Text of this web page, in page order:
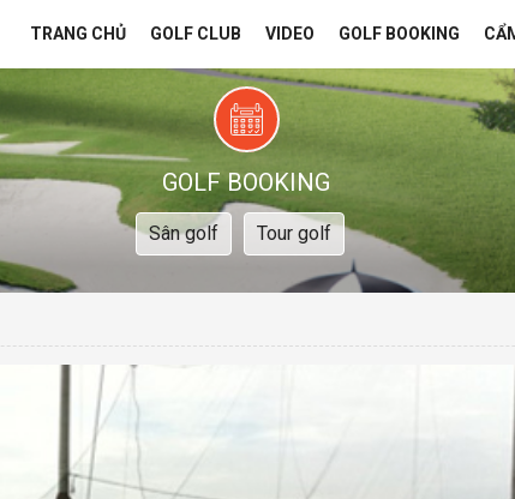
TRANG CHỦ GOLF CLUB VIDEO GOLF BOOKING
GOLF BOOKING
Sân golf Tour golf